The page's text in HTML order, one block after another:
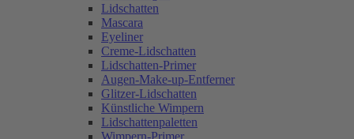
Lidschatten
Mascara
Eyeliner
Creme-Lidschatten
Lidschatten-Primer
Augen-Make-up-Entferner
Glitzer-Lidschatten
Künstliche Wimpern
Lidschattenpaletten
Wimpern-Primer